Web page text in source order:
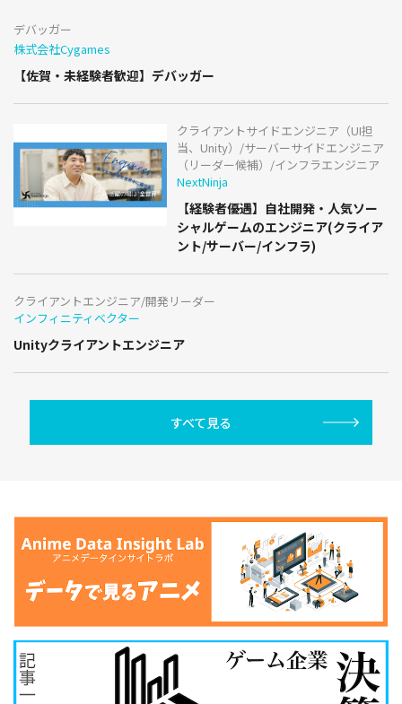
デバッガー
株式会社Cygames
【佐賀・未経験者歓迎】デバッガー
クライアントサイドエンジニア（UI担
当、Unity）/サーバーサイドエンジニア
（リーダー候補）/インフラエンジニア
NextNinja
【経験者優遇】自社開発・人気ソー
シャルゲームのエンジニア(クライア
ント/サーバー/インフラ)
クライアントエンジニア/開発リーダー
インフィニティベクター
Unityクライアントエンジニア
すべて見る